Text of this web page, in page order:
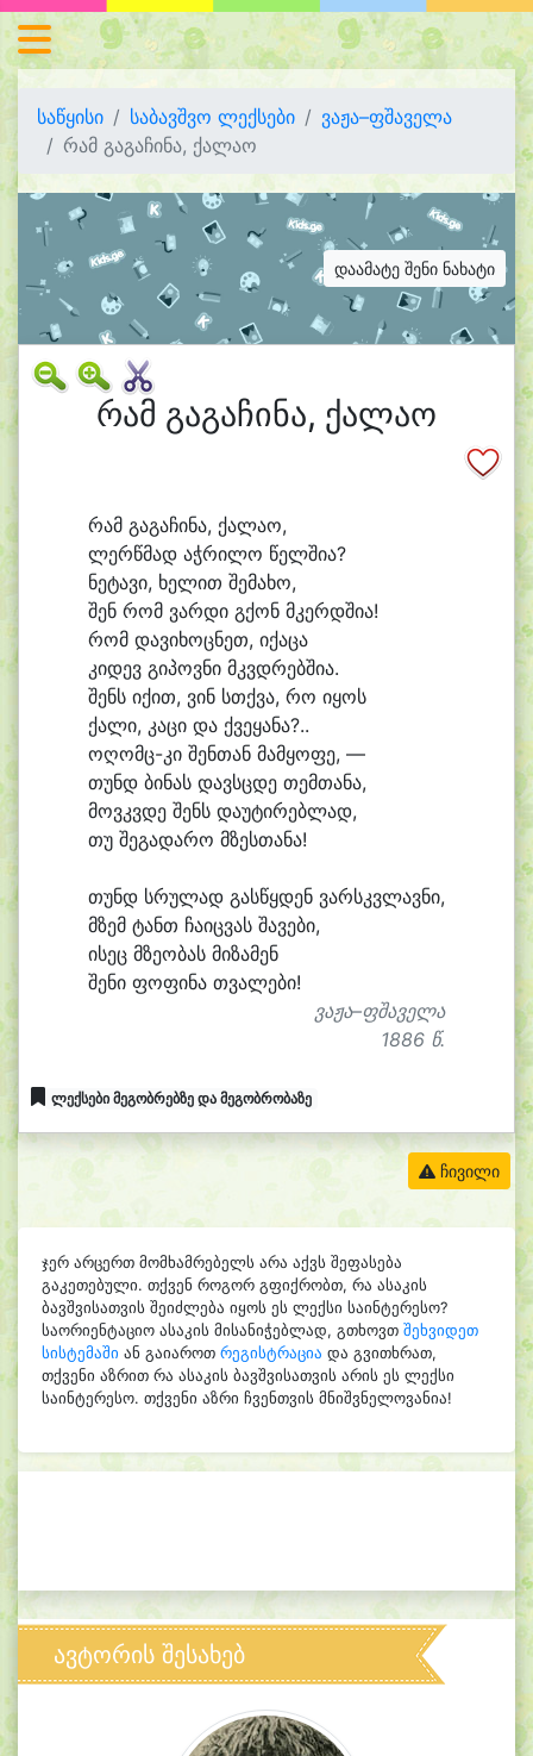
საწყისი საბავშვო ლექსები
ვაჟა–ფშაველა
რამ გაგაჩინა, ქალაო
დაამატე შენი ნახატი
რამ გაგაჩინა, ქალაო
რამ გაგაჩინა, ქალაო,
ლერწმად აჭრილო წელშია?
ნეტავი, ხელით შემახო,
შენ რომ ვარდი გქონ მკერდშია!
რომ დავიხოცნეთ, იქაცა
კიდევ გიპოვნი მკვდრებშია.
შენს იქით, ვინ სთქვა, რო იყოს
ქალი, კაცი და ქვეყანა?..
ოღომც-კი შენთან მამყოფე, —
თუნდ ბინას დავსცდე თემთანა,
მოვკვდე შენს დაუტირებლად,
თუ შეგადარო მზესთანა!
თუნდ სრულად გასწყდენ ვარსკვლავნი,
მზემ ტანთ ჩაიცვას შავები,
ისეც მზეობას მიზამენ
შენი ფოფინა თვალები!
ვაჟა–ფშაველა
1886 წ.
ლექსები მეგობრებზე და მეგობრობაზე
ჩივილი
ჯერ არცერთ მომხამრებელს არა აქვს შეფასება
გაკეთებული. თქვენ როგორ გფიქრობთ, რა ასაკის
ბავშვისათვის შეიძლება იყოს ეს ლექსი საინტერესო?
საორიენტაციო ასაკის მისანიჭებლად, გთხოვთ შეხვიდეთ
სისტემაში ან გაიაროთ რეგისტრაცია და გვითხრათ,
თქვენი აზრით რა ასაკის ბავშვისათვის არის ეს ლექსი
საინტერესო. თქვენი აზრი ჩვენთვის მნიშვნელოვანია!
ავტორის შესახებ